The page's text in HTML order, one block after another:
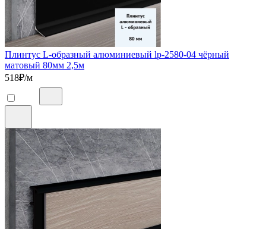
Плинтус L-образный алюминиевый lp-2580-04 чёрный
матовый 80мм 2,5м
518₽/м